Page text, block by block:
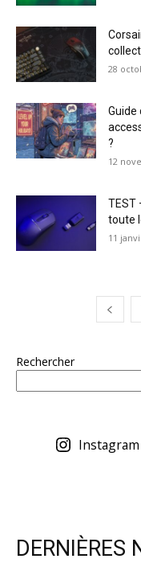
28
Guide
?
12
TEST
toute
11
Rechercher
Instagram
DERNIÈRES